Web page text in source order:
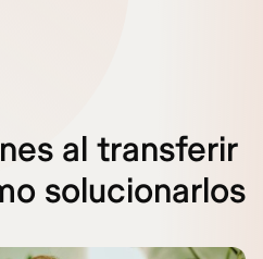
al transferir
solucionarlos